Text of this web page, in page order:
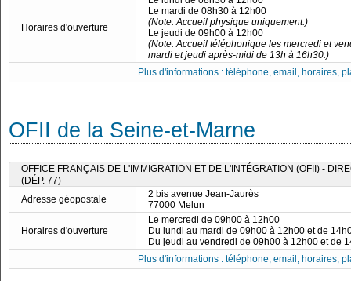
Horaires d'ouverture
Le mardi de 08h30 à 12h00
(Note: Accueil physique uniquement.)
Le jeudi de 09h00 à 12h00
(Note: Accueil téléphonique les mercredi et
mardi et jeudi après-midi de 13h à 16h30.)
Plus d'informations : téléphone, email, horaires,
OFII de la Seine-et-Marne
OFFICE FRANÇAIS DE L'IMMIGRATION ET DE L'INTÉGRATION (OFII) -
(DÉP. 77)
Adresse géopostale
2 bis avenue Jean-Jaurès
77000 Melun
Horaires d'ouverture
Le mercredi de 09h00 à 12h00
Du lundi au mardi de 09h00 à 12h00 et de
Du jeudi au vendredi de 09h00 à 12h00 et de
Plus d'informations : téléphone, email, horaires,